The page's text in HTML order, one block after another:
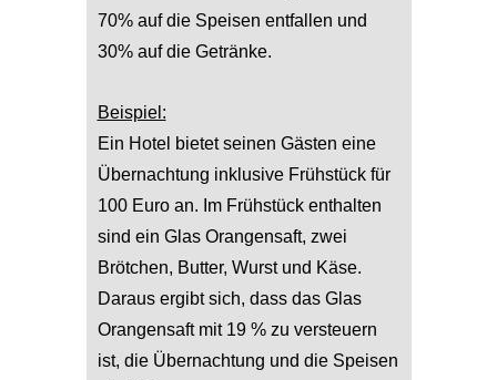
70% auf die Speisen entfallen und
30% auf die Getränke.
Beispiel:
Ein Hotel bietet seinen Gästen eine
Übernachtung inklusive Frühstück für
100 Euro an. Im Frühstück enthalten
sind ein Glas Orangensaft, zwei
Brötchen, Butter, Wurst und Käse.
Daraus ergibt sich, dass das Glas
Orangensaft mit 19 % zu versteuern
ist, die Übernachtung und die Speisen